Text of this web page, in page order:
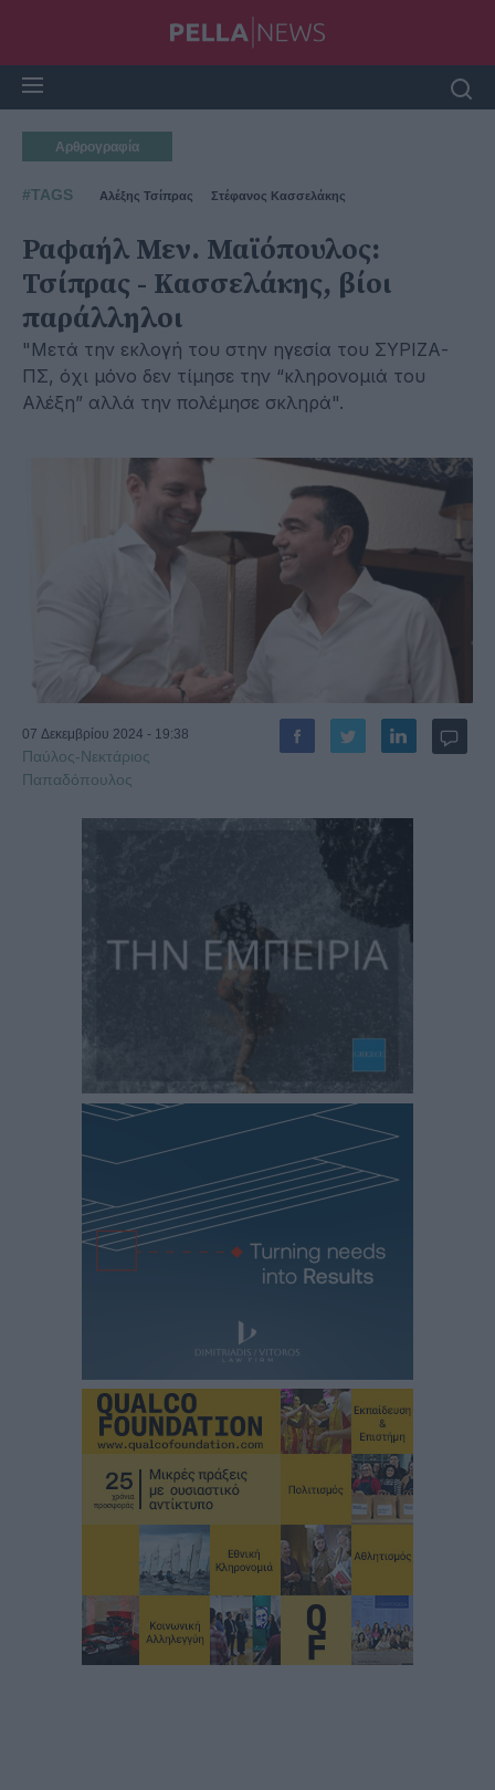
Αρθρογραφία
#TAGS Αλέξης Τσίπρας Στέφανος Κασσελάκης
Ραφαήλ Μεν. Μαϊόπουλος:
Τσίπρας - Κασσελάκης, βίοι
παράλληλοι
"Μετά την εκλογή του στην ηγεσία του ΣΥΡΙΖΑ-
ΠΣ, όχι μόνο δεν τίμησε την “κληρονομιά του
Αλέξη” αλλά την πολέμησε σκληρά".
07 Δεκεμβρίου 2024 - 19:38
Παύλος-Νεκτάριος
Παπαδόπουλος